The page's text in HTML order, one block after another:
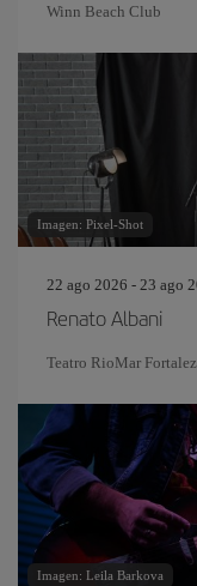
Winn Beach Club
Imagen: Pixel-Shot
22 ago 2026 - 23 ago
Renato Albani
Teatro RioMar
Imagen: Leila Barkova